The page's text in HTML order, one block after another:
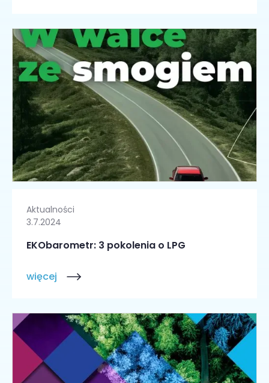
Aktualności
3.7.2024
EKObarometr: 3 pokolenia o LPG
więcej